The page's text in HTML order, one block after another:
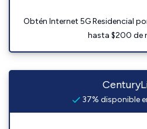
Obtén Internet 5G Residencial
hasta $200 de
37% disponible